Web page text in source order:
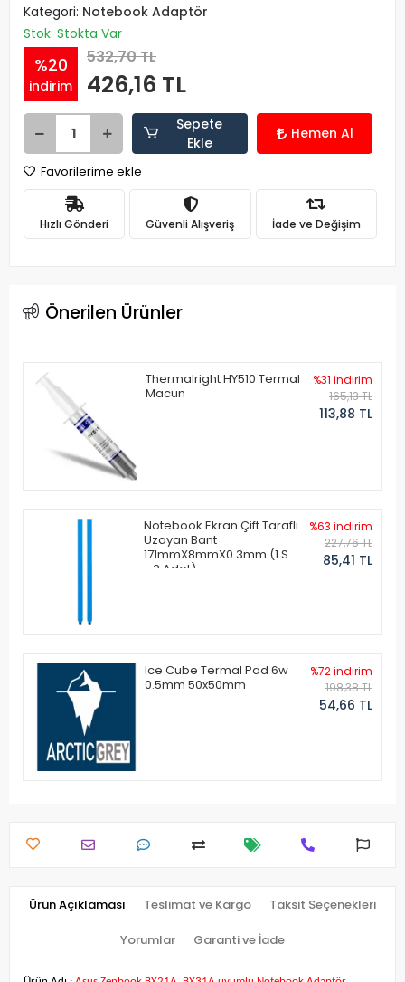
Kategori: Notebook Adaptör
Stok: Stokta Var
%20
indirim
532,70 TL
426,16 TL
Sepete
Ekle
Hemen Al
Favorilerime ekle
Hızlı Gönderi Güvenli Alışveriş İade ve Değişim
Önerilen Ürünler
Thermalright HY510 Termal
Macun
%31 indirim
165,13 TL
113,88 TL
Notebook Ekran Çift Taraflı
Uzayan Bant
171mmX8mmX0.3mm (1 Set
- 2 Adet)
%63 indirim
227,76 TL
85,41 TL
Ice Cube Termal Pad 6w
0.5mm 50x50mm
%72 indirim
198,38 TL
54,66 TL
Ürün Açıklaması Teslimat ve Kargo Taksit Seçenekleri
Yorumlar Garanti ve İade